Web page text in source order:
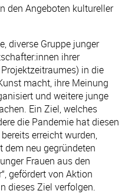
den Angeboten kultureller
diverse Gruppe junger
ihrer
in die
macht, ihre Meinung
und weitere junge
Ein Ziel, welches
die Pandemie hat diesen
erreicht wurden,
neu gegründeten
Frauen aus den
gefördert von Aktion
dieses Ziel verfolgen.